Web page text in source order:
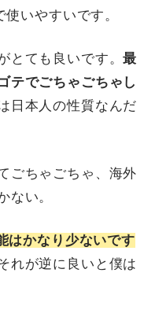
いやすいです。
とても良いです。最
テでごちゃごちゃし
日本人の性質なんだ
ごちゃごちゃ、海外
ない。
はかなり少ないです
れが逆に良いと僕は